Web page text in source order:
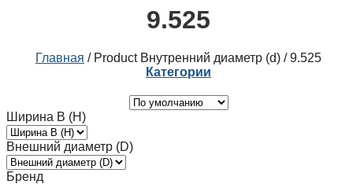
9.525
Главная /Product Внутренний диаметр (d) /9.525
Категории
Ширина B (H)
Внешний диаметр (D)
Бренд